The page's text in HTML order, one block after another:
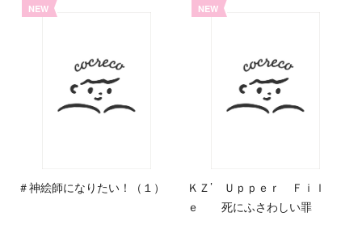
NEW
＃神絵師になりたい！（１）
NEW
ＫＺ’ Ｕｐｐｅｒ Ｆｉｌ
ｅ 死にふさわしい罪